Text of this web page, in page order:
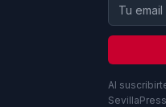
Al